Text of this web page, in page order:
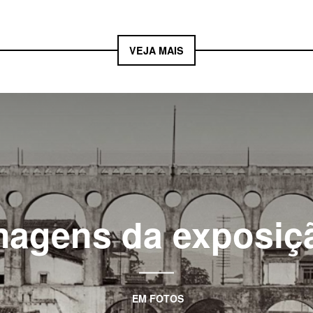
VEJA MAIS
da
EMFOTOS